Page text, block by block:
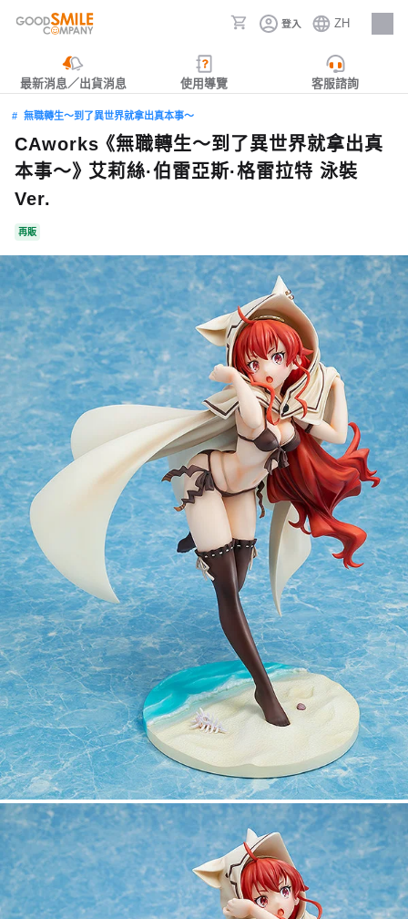
登入 ZH
人才招募
最新消息／出貨消息 使用導覽 客服諮詢
無職轉生～到了異世界就拿出真本事～
CAworks 《無職轉生～到了異世界就拿出真
本事～》 艾莉絲·伯雷亞斯·格雷拉特 泳裝
Ver.
再販